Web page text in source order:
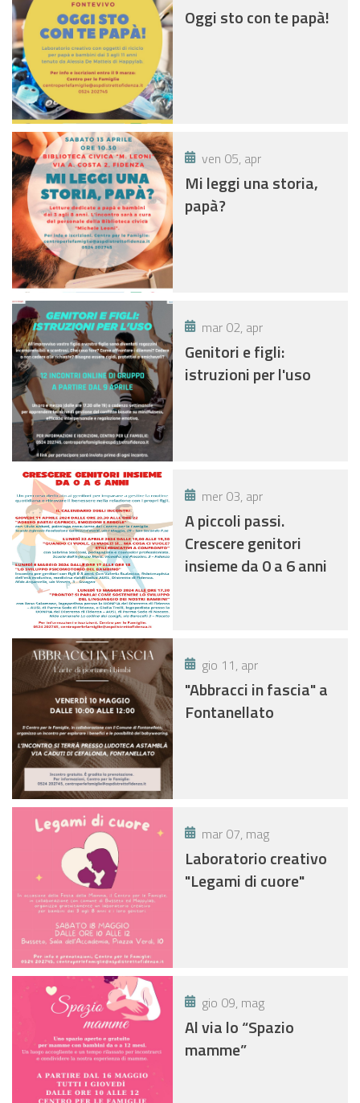
Oggi sto con te papà!
ven 05, apr
Mi leggi una storia,
papà?
mar 02, apr
Genitori e figli:
istruzioni per l'uso
mer 03, apr
A piccoli passi.
Crescere genitori
insieme da 0 a 6 anni
gio 11, apr
"Abbracci in fascia" a
Fontanellato
mar 07, mag
Laboratorio creativo
"Legami di cuore"
gio 09, mag
Al via lo “Spazio
mamme”